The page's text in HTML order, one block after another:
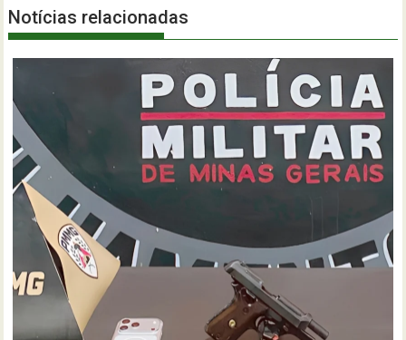
Notícias relacionadas